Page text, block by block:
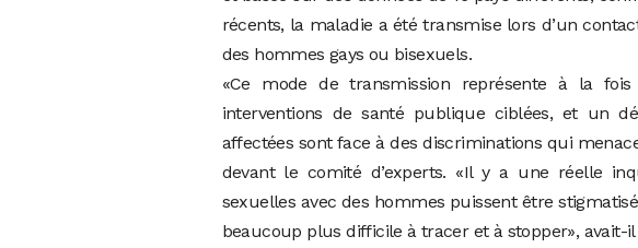
récents, la maladie a été transmise lors d’un
des hommes gays ou bisexuels.
«Ce mode de transmission représente à la
interventions de santé publique ciblées, et un
affectées sont face à des discriminations qui
devant le comité d’experts. «Il y a une réelle
sexuelles avec des hommes puissent être
beaucoup plus difficile à tracer et à stopper», avait-il